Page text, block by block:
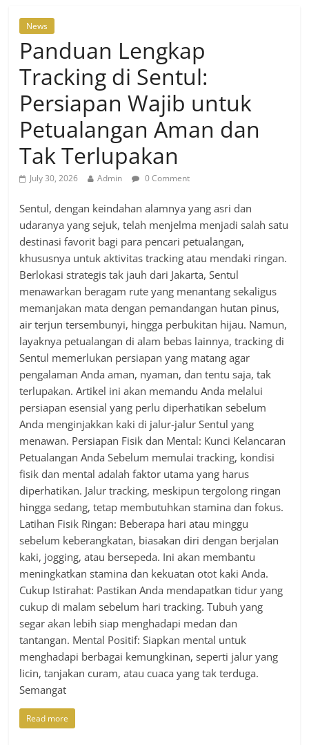
News
Panduan Lengkap
Tracking di Sentul:
Persiapan Wajib untuk
Petualangan Aman dan
Tak Terlupakan
July 30, 2026 Admin 0 Comment
Sentul, dengan keindahan alamnya yang asri dan
udaranya yang sejuk, telah menjelma menjadi salah satu
destinasi favorit bagi para pencari petualangan,
khususnya untuk aktivitas tracking atau mendaki ringan.
Berlokasi strategis tak jauh dari Jakarta, Sentul
menawarkan beragam rute yang menantang sekaligus
memanjakan mata dengan pemandangan hutan pinus,
air terjun tersembunyi, hingga perbukitan hijau. Namun,
layaknya petualangan di alam bebas lainnya, tracking di
Sentul memerlukan persiapan yang matang agar
pengalaman Anda aman, nyaman, dan tentu saja, tak
terlupakan. Artikel ini akan memandu Anda melalui
persiapan esensial yang perlu diperhatikan sebelum
Anda menginjakkan kaki di jalur-jalur Sentul yang
menawan. Persiapan Fisik dan Mental: Kunci Kelancaran
Petualangan Anda Sebelum memulai tracking, kondisi
fisik dan mental adalah faktor utama yang harus
diperhatikan. Jalur tracking, meskipun tergolong ringan
hingga sedang, tetap membutuhkan stamina dan fokus.
Latihan Fisik Ringan: Beberapa hari atau minggu
sebelum keberangkatan, biasakan diri dengan berjalan
kaki, jogging, atau bersepeda. Ini akan membantu
meningkatkan stamina dan kekuatan otot kaki Anda.
Cukup Istirahat: Pastikan Anda mendapatkan tidur yang
cukup di malam sebelum hari tracking. Tubuh yang
segar akan lebih siap menghadapi medan dan
tantangan. Mental Positif: Siapkan mental untuk
menghadapi berbagai kemungkinan, seperti jalur yang
licin, tanjakan curam, atau cuaca yang tak terduga.
Semangat
Read more